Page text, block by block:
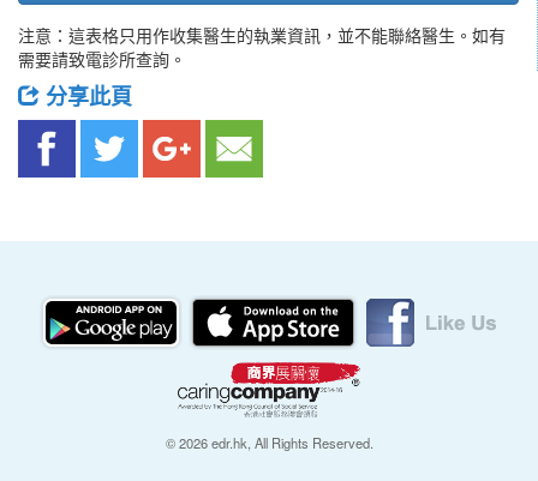
注意：這表格只用作收集醫生的執業資訊，並不能聯絡醫生。如有
需要請致電診所查詢。
分享此頁
© 2026 edr.hk, All Rights Reserved.